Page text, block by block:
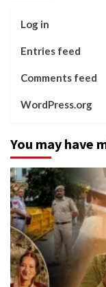
Log in
Entries feed
Comments feed
WordPress.org
You may have